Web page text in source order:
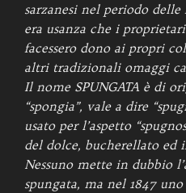
sarzanesi nel periodo
era usanza che i
facessero dono ai propri
altri tradizionali omaggi
Il nome SPUNGATA è di
“spongia”, vale a dire
usato per l’aspetto
del dolce, bucherellato ed
Nessuno mette in dubbio
spungata, ma nel 1847